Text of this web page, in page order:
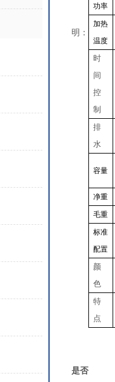
明：
功率
加热
温度
时
间
控
制
排
水
容量
净重
毛重
标准
配置
颜
色
特
点
是否